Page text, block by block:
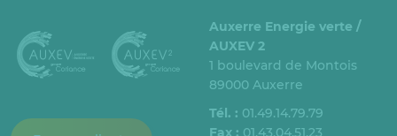
Auxerre Energie verte /
AUXEV 2
1 boulevard de Montois
89000 Auxerre
Tél. : 01.49.14.79.79
Fax : 01.43.04.51.23